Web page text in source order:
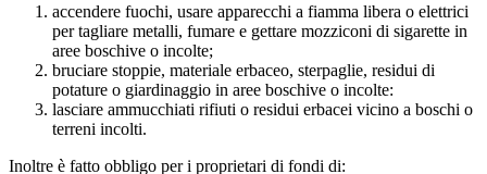
accendere fuochi, usare apparecchi a fiamma libera o elettrici
per tagliare metalli, fumare e gettare mozziconi di sigarette in
aree boschive o incolte;
bruciare stoppie, materiale erbaceo, sterpaglie, residui di
potature o giardinaggio in aree boschive o incolte:
lasciare ammucchiati rifiuti o residui erbacei vicino a boschi o
terreni incolti.
Inoltre è fatto obbligo per i proprietari di fondi di: